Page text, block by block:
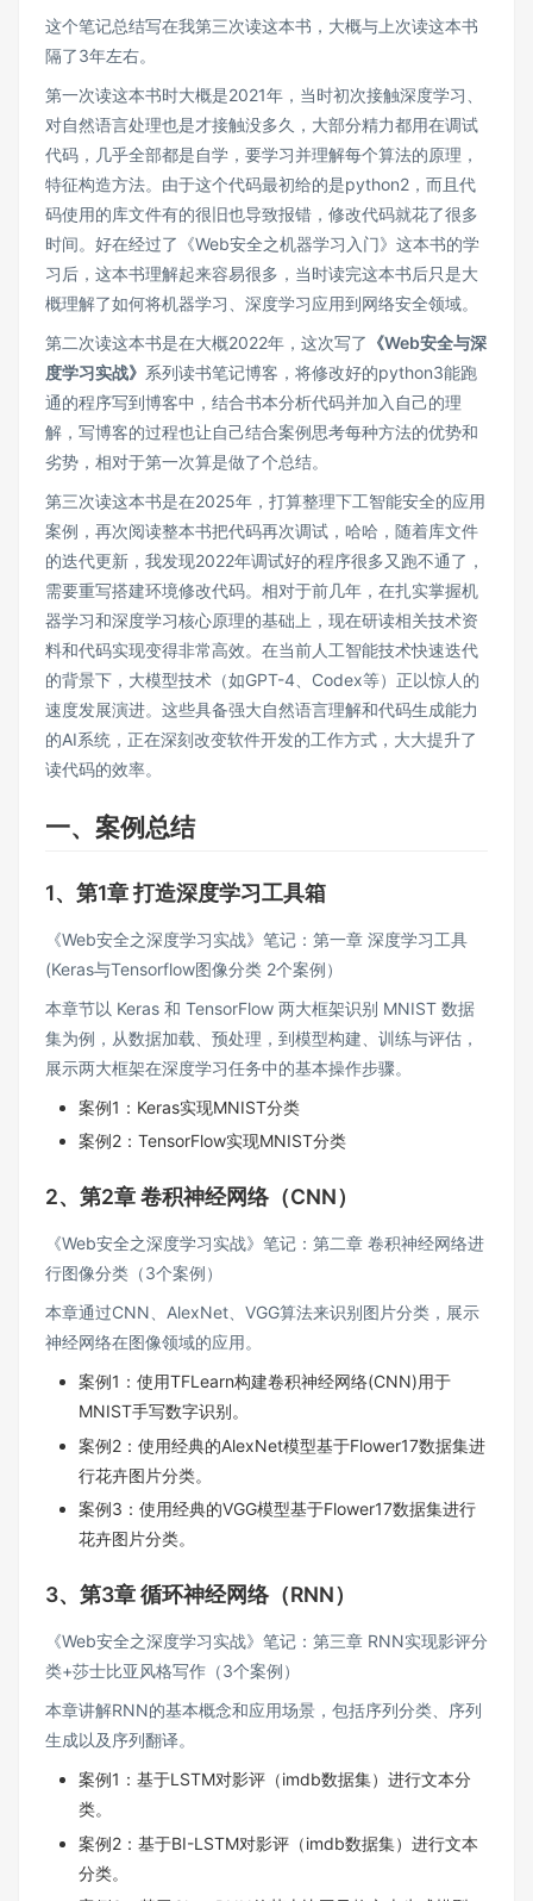
这个笔记总结写在我第三次读这本书，大概与上次读这本书
隔了3年左右。
第一次读这本书时大概是2021年，当时初次接触深度学习、
对自然语言处理也是才接触没多久，大部分精力都用在调试
代码，几乎全部都是自学，要学习并理解每个算法的原理，
特征构造方法。由于这个代码最初给的是python2，而且代
码使用的库文件有的很旧也导致报错，修改代码就花了很多
时间。好在经过了《Web安全之机器学习入门》这本书的学
习后，这本书理解起来容易很多，当时读完这本书后只是大
概理解了如何将机器学习、深度学习应用到网络安全领域。
第二次读这本书是在大概2022年，这次写了 《Web安全与深
度学习实战》 系列读书笔记博客，将修改好的python3能跑
通的程序写到博客中，结合书本分析代码并加入自己的理
解，写博客的过程也让自己结合案例思考每种方法的优势和
劣势，相对于第一次算是做了个总结。
第三次读这本书是在2025年，打算整理下工智能安全的应用
案例，再次阅读整本书把代码再次调试，哈哈，随着库文件
的迭代更新，我发现2022年调试好的程序很多又跑不通了，
需要重写搭建环境修改代码。相对于前几年，在扎实掌握机
器学习和深度学习核心原理的基础上，现在研读相关技术资
料和代码实现变得非常高效。在当前人工智能技术快速迭代
的背景下，大模型技术（如GPT-4、Codex等）正以惊人的
速度发展演进。这些具备强大自然语言理解和代码生成能力
的AI系统，正在深刻改变软件开发的工作方式，大大提升了
读代码的效率。
一、案例总结
1、第1章 打造深度学习工具箱
《Web安全之深度学习实战》笔记：第一章 深度学习工具
(Keras与Tensorflow图像分类 2个案例）
本章节以 Keras 和 TensorFlow 两大框架识别 MNIST 数据
集为例，从数据加载、预处理，到模型构建、训练与评估，
展示两大框架在深度学习任务中的基本操作步骤。
案例1：Keras实现MNIST分类
案例2：TensorFlow实现MNIST分类
2、第2章 卷积神经网络（CNN）
《Web安全之深度学习实战》笔记：第二章 卷积神经网络进
行图像分类（3个案例）
本章通过CNN、AlexNet、VGG算法来识别图片分类，展示
神经网络在图像领域的应用。
案例1：使用TFLearn构建卷积神经网络(CNN)用于
MNIST手写数字识别。
案例2：使用经典的AlexNet模型基于Flower17数据集进
行花卉图片分类。
案例3：使用经典的VGG模型基于Flower17数据集进行
花卉图片分类。
3、第3章 循环神经网络（RNN）
《Web安全之深度学习实战》笔记：第三章 RNN实现影评分
类+莎士比亚风格写作（3个案例）
本章讲解RNN的基本概念和应用场景，包括序列分类、序列
生成以及序列翻译。
案例1：基于LSTM对影评（imdb数据集）进行文本分
类。
案例2：基于BI-LSTM对影评（imdb数据集）进行文本
分类。